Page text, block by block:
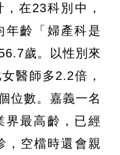
在23科別中，
年齡「婦產科是
歲。以性別來
醫師多2.2倍，
位數。嘉義一名
界最高齡，已經
，空檔時還會親